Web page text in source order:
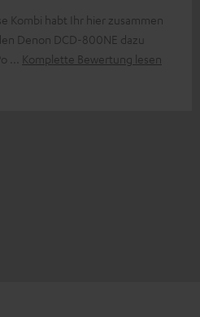
Kombi habt Ihr hier zusammen
Denon DCD-800NE dazu
Komplette Bewertung lesen